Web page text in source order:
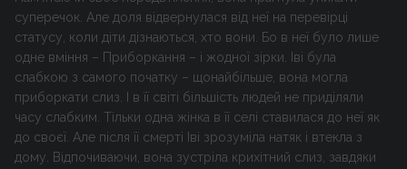
суперечок. Але доля відвернулася від неї на перевірці
статусу, коли діти дізнаються, хто вони. Бо в неї було лише
одне вміння – Приборкання – і жодної зірки. Іві була
слабкою з самого початку – щонайбільше, вона могла
приборкати слиз. І в її світі більшість людей не приділяли
часу слабким. Тільки одна жінка в її селі ставилася до неї як
до своєї. Але після її смерті Іві зрозуміла натяк і втекла з
дому. Відпочиваючи, вона зустріла крихітний слиз, завдяки